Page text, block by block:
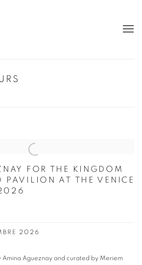
FOR THE KINGDOM
PAVILION AT THE VENICE
2026
Amina Agueznay and curated by Meriem